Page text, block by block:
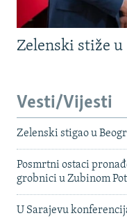
Zelenski stiže
Vesti/Vijesti
Zelenski stigao u
Posmrtni ostaci
grobnici u Zubinom
U Sarajevu